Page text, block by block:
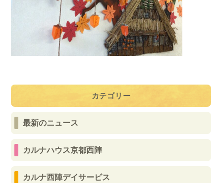
カテゴリー
最新のニュース
カルナハウス京都西陣
カルナ西陣デイサービス